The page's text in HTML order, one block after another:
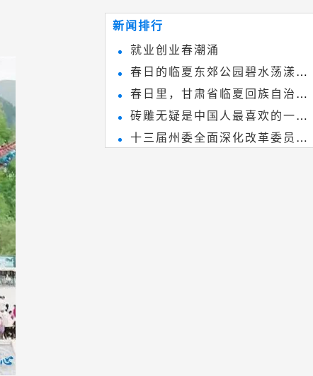
和建筑装饰艺术的有机结合，更成
为中国建筑史上彰品东方美不可磨
灭的一笔。一方青砖里不仅藏着广
~
新闻排行
就业创业春潮涌
春日的临夏东郊公园碧水荡漾、
春花烂漫
春日里，甘肃省临夏回族自治州
境内的刘家峡大桥，壮观美丽!
砖雕无疑是中国人最喜欢的一种
雕刻艺术，它不仅是民间实用美术
十三届州委全面深化改革委员会